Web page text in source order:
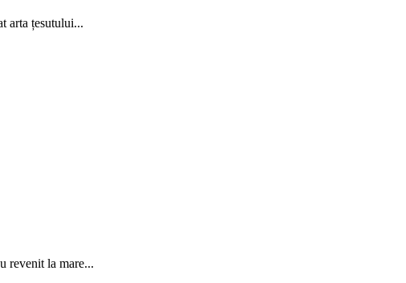
arta țesutului...
revenit la mare...